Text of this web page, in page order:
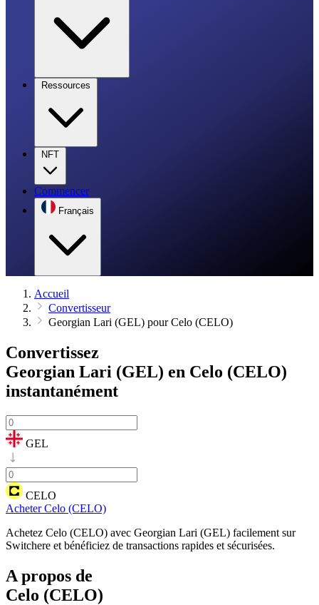
Ressources
NFT
Commencer
Français
Accueil
Convertisseur
Georgian Lari (GEL) pour Celo (CELO)
Convertissez
Georgian Lari (GEL) en Celo (CELO)
instantanément
GEL
CELO
Acheter Celo (CELO)
Achetez Celo (CELO) avec Georgian Lari (GEL) facilement sur
Switchere et bénéficiez de transactions rapides et sécurisées.
A propos de
Celo (CELO)